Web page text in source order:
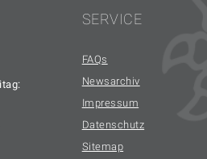
SERVICE
FAQs
Newsarchiv
Impressum
Datenschutz
Sitemap